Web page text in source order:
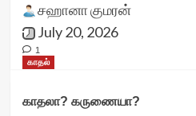
சஹானா குமரன்
July 20, 2026
1
காதல்
காதலா? கருணையா?